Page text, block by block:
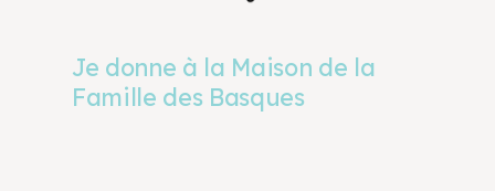
Je donne à la Maison de la
Famille des Basques